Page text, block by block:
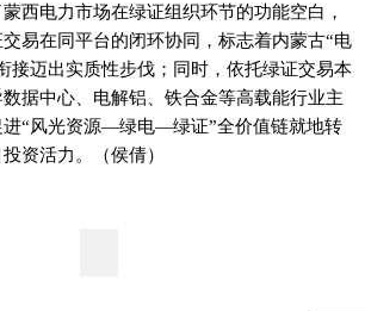
西电力市场在绿证组织环节的功能空白，
易在同平台的闭环协同，标志着内蒙古“电
迈出实质性步伐；同时，依托绿证交易本
据中心、电解铝、铁合金等高载能行业主
进“风光资源—绿电—绿证”全价值链就地转
资活力。（侯倩）